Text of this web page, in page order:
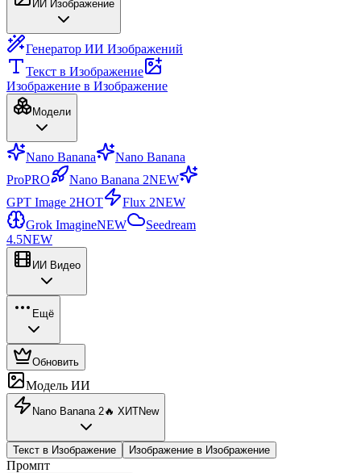
ИИ Изображение
Генератор ИИ Изображений
Текст в Изображение
Изображение в Изображение
Модели
Nano Banana
Nano Banana
ProPRO Nano Banana 2NEW
GPT Image 2HOT Flux 2NEW
Grok ImagineNEW
Seedream
4.5NEW
ИИ Видео
Ещё
Обновить
Модель ИИ
Nano Banana 2🔥 ХИТNew
Текст в Изображение Изображение в Изображение
Промпт